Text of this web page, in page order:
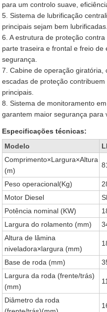
para um controlo suave,
5. Sistema de lubrificação
principais sejam bem lubrificadas.
6. A estrutura de proteção
parte traseira e frontal e freio
segurança.
7. Cabine de operação
escadas de proteção
principais.
8. Sistema de monitoramento
garantem maior segurança para
Especificações técnicas:
Modelo
Comprimento×Largura×Altura
(m)
Peso operacional(Kg)
Motor Diesel
Potência nominal (KW)
Largura do rolamento (mm)
Altura de lâmina
niveladora×largura (mm)
Base de roda (mm)
Largura da roda (frente/trás)
(mm)
Diâmetro da roda